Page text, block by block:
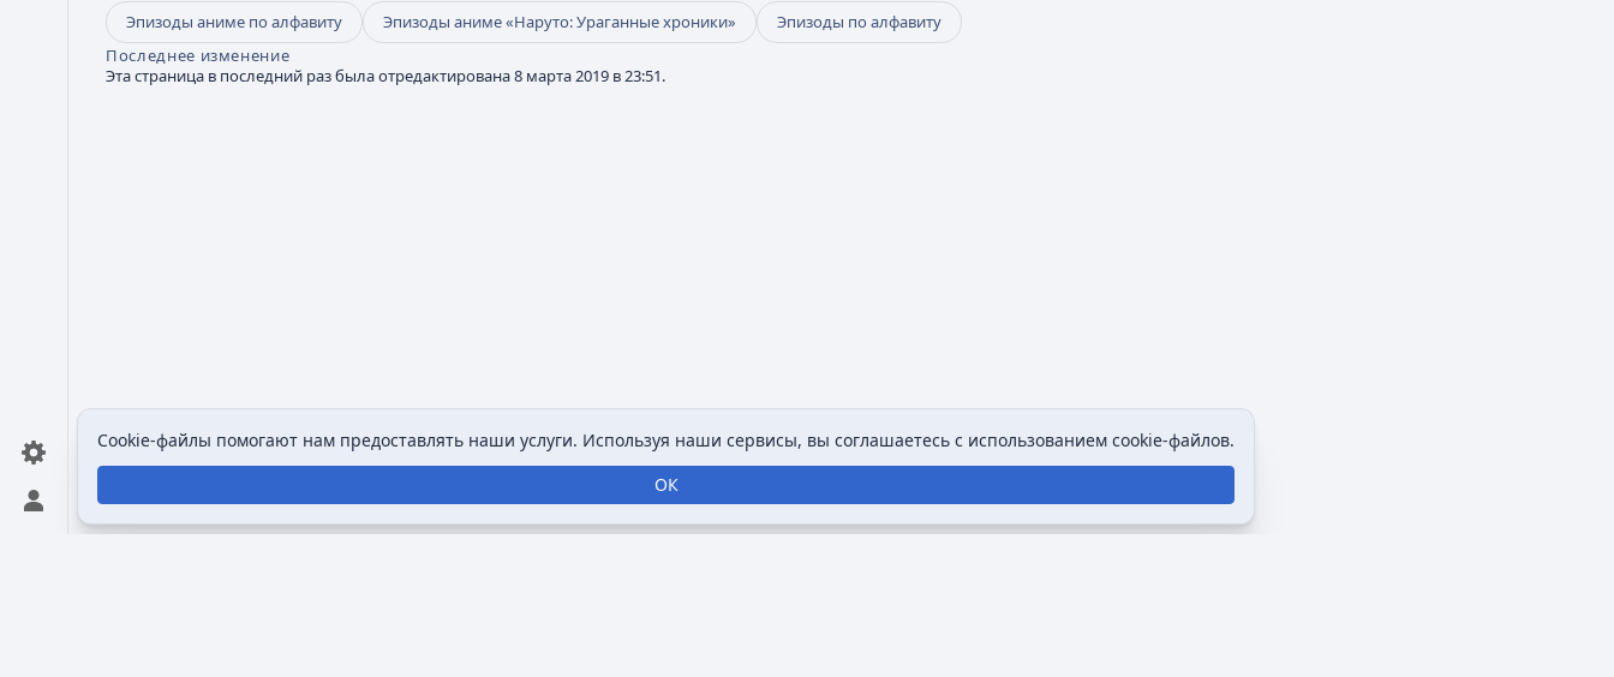
Открыть персональное меню
Эпизоды аниме по алфавиту
Эпизоды аниме «Наруто: Ураганные хроники»
Эпизоды по алфавиту
Последнее изменение
Эта страница в последний раз была отредактирована 8 марта 2019 в 23:51.
Cookie-файлы помогают нам предоставлять наши услуги. Используя наши сервисы, вы соглашаетесь с использованием cookie-файлов.
ОК